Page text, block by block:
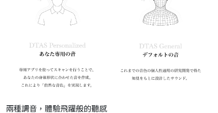
兩種調音，體驗飛躍般的聽感